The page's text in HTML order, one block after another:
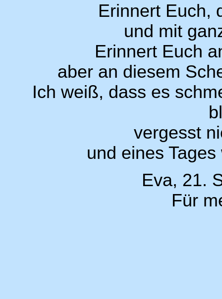
Erinnert Euch,
und mit
Erinnert Euch
aber an diesem
Ich weiß, dass es
vergesst
und eines
Eva, 21.
Für